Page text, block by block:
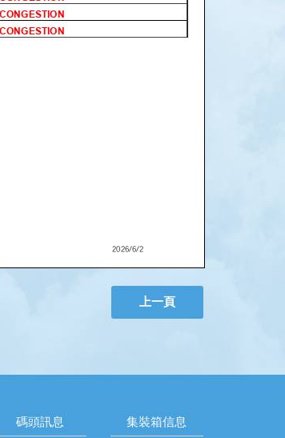
上一頁
碼頭訊息 集裝箱信息